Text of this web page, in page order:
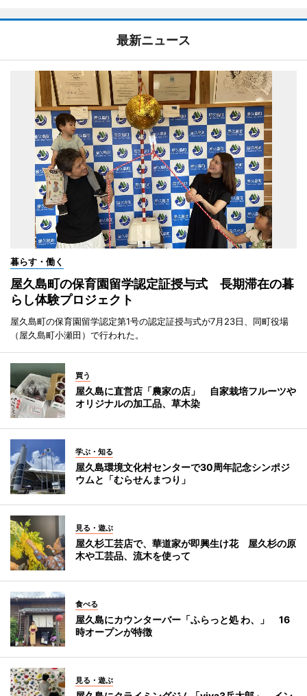
最新ニュース
暮らす・働く
屋久島町の保育園留学認定証授与式 長期滞在の暮
らし体験プロジェクト
屋久島町の保育園留学認定第1号の認定証授与式が7月23日、同町役場
（屋久島町小瀬田）で行われた。
買う
屋久島に直営店「農家の店」 自家栽培フルーツや
オリジナルの加工品、草木染
学ぶ・知る
屋久島環境文化村センターで30周年記念シンポジ
ウムと「むらせんまつり」
見る・遊ぶ
屋久杉工芸店で、華道家が即興生け花 屋久杉の原
木や工芸品、流木を使って
食べる
屋久島にカウンターバー「ふらっと処 わ、」 16
時オープンが特徴
見る・遊ぶ